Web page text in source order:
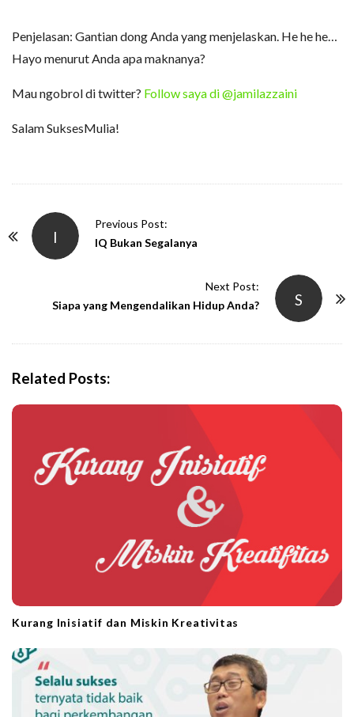
Penjelasan: Gantian dong Anda yang menjelaskan. He he he…
Hayo menurut Anda apa maknanya?
Mau ngobrol di twitter? Follow saya di @jamilazzaini
Salam SuksesMulia!
I
Previous Post:
IQ Bukan Segalanya
S
Next Post:
Siapa yang Mengendalikan Hidup Anda?
Related Posts:
Kurang Inisiatif dan Miskin Kreativitas